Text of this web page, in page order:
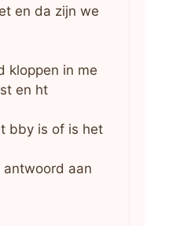
en da zijn we
kloppen in me
en ht
bby is of is het
antwoord aan